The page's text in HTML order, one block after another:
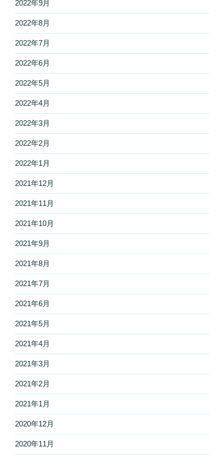
2022年9月
2022年8月
2022年7月
2022年6月
2022年5月
2022年4月
2022年3月
2022年2月
2022年1月
2021年12月
2021年11月
2021年10月
2021年9月
2021年8月
2021年7月
2021年6月
2021年5月
2021年4月
2021年3月
2021年2月
2021年1月
2020年12月
2020年11月